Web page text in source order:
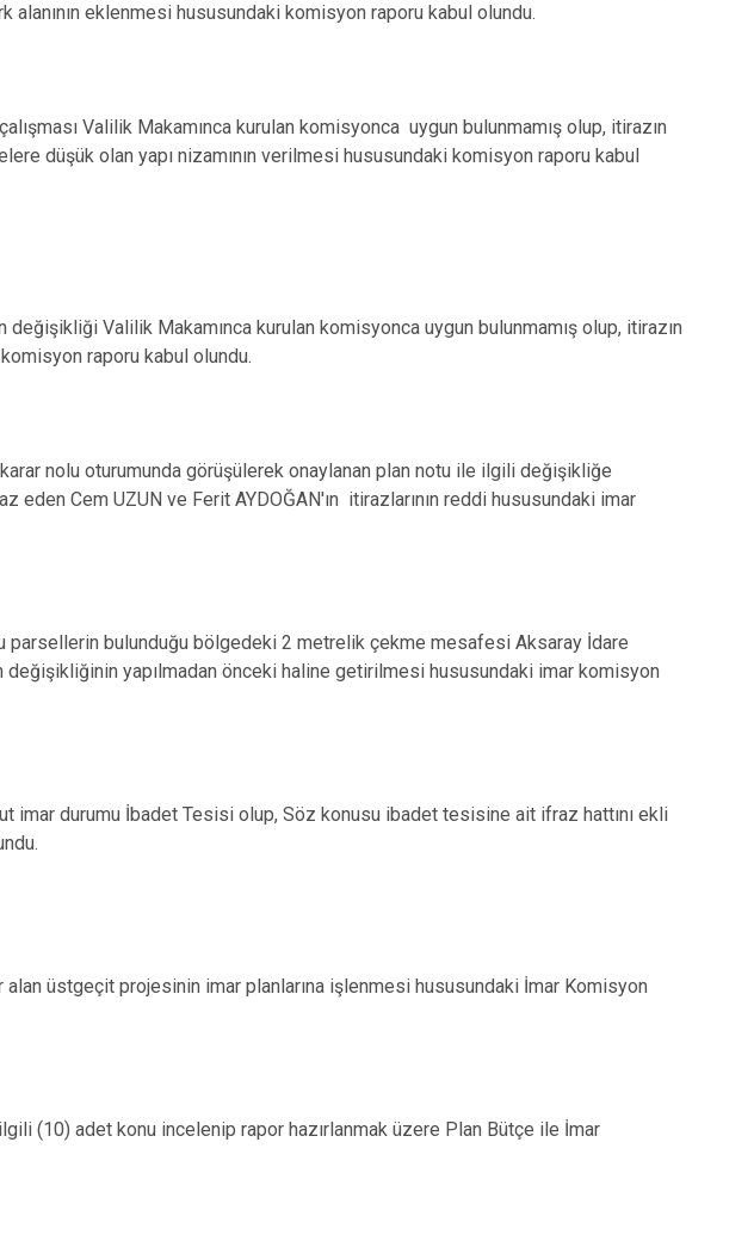
eklenmesi hususundaki komisyon raporu kabul olundu.
Valilik Makamınca kurulan komisyonca uygun bulunmamış olup, itirazın
düşük olan yapı nizamının verilmesi hususundaki komisyon raporu kabul
Valilik Makamınca kurulan komisyonca uygun bulunmamış olup, itirazın
raporu kabul olundu.
nolu oturumunda görüşülerek onaylanan plan notu ile ilgili değişikliğe
eden Cem UZUN ve Ferit AYDOĞAN'ın itirazlarının reddi hususundaki imar
parsellerin bulunduğu bölgedeki 2 metrelik çekme mesafesi Aksaray İdare
yapılmadan önceki haline getirilmesi hususundaki imar komisyon
imar durumu İbadet Tesisi olup, Söz konusu ibadet tesisine ait ifraz hattını ekli
üstgeçit projesinin imar planlarına işlenmesi hususundaki İmar Komisyon
(10) adet konu incelenip rapor hazırlanmak üzere Plan Bütçe ile İmar